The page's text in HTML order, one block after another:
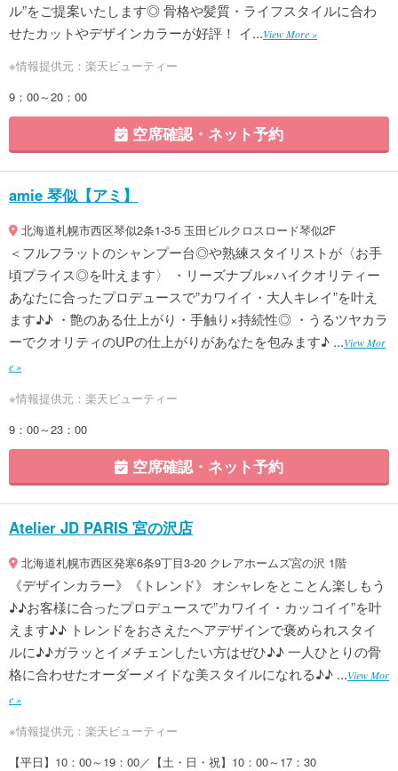
ル”をご提案いたします◎ 骨格や髪質・ライフスタイルに合わ
せたカットやデザインカラーが好評！ イ...View More »
※情報提供元：楽天ビューティー
9：00～20：00
空席確認・ネット予約
amie 琴似【アミ】
北海道札幌市西区琴似2条1-3-5 玉田ビルクロスロード琴似2F
＜フルフラットのシャンプー台◎や熟練スタイリストが〈お手
頃プライス◎を叶えます〉 ・リーズナブル×ハイクオリティー
あなたに合ったプロデュースで”カワイイ・大人キレイ”を叶え
ます♪♪ ・艶のある仕上がり・手触り×持続性◎ ・うるツヤカラ
ーでクオリティのUPの仕上がりがあなたを包みます♪ ...View Mor
e »
※情報提供元：楽天ビューティー
9：00～23：00
空席確認・ネット予約
Atelier JD PARIS 宮の沢店
北海道札幌市西区発寒6条9丁目3-20 クレアホームズ宮の沢 1階
《デザインカラー》《トレンド》 オシャレをとことん楽しもう
♪♪お客様に合ったプロデュースで”カワイイ・カッコイイ”を叶
えます♪♪ トレンドをおさえたヘアデザインで褒められスタイ
ルに♪♪ガラッとイメチェンしたい方はぜひ♪♪ 一人ひとりの骨
格に合わせたオーダーメイドな美スタイルになれる♪♪ ...View Mor
e »
※情報提供元：楽天ビューティー
【平日】10：00～19：00／【土・日・祝】10：00～17：30